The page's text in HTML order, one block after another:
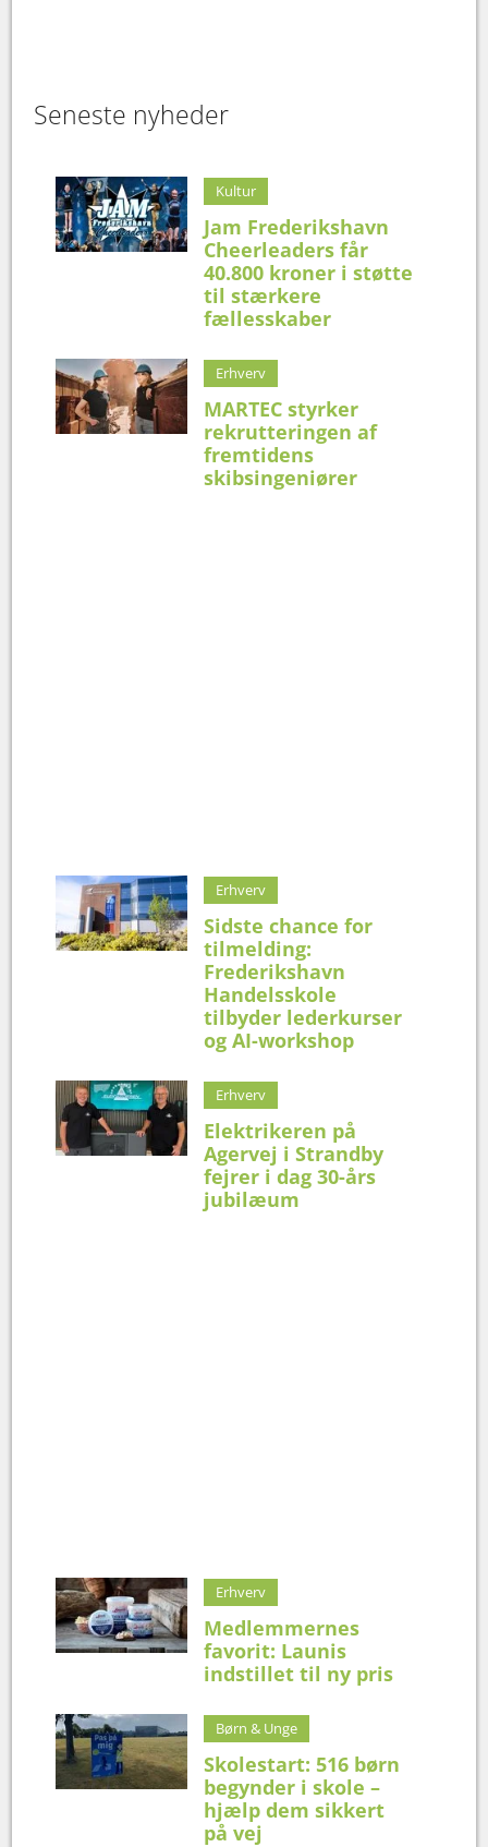
Seneste nyheder
Kultur
Jam Frederikshavn
Cheerleaders får
40.800 kroner i støtte
til stærkere
fællesskaber
Erhverv
MARTEC styrker
rekrutteringen af
fremtidens
skibsingeniører
Erhverv
Sidste chance for
tilmelding:
Frederikshavn
Handelsskole
tilbyder lederkurser
og AI-workshop
Erhverv
Elektrikeren på
Agervej i Strandby
fejrer i dag 30-års
jubilæum
Erhverv
Medlemmernes
favorit: Launis
indstillet til ny pris
Børn & Unge
Skolestart: 516 børn
begynder i skole –
hjælp dem sikkert
på vej